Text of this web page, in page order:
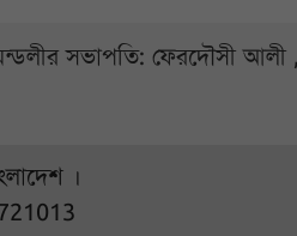
সভাপতি: ফেরদৌসী
।